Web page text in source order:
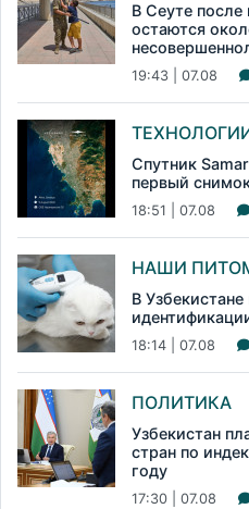
В Сеуте после
остаются
19:43 | 07.08
Спутник
первый
18:51 | 07.08
НАШИ
В
18:14 | 07.08
ПОЛИТИКА
Узбекистан
стран по
году
17:30 | 07.08